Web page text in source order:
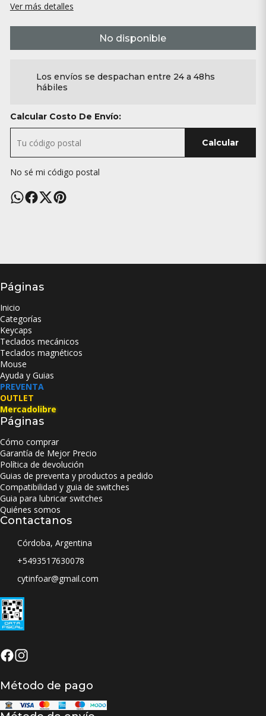
Ver más detalles
No disponible
Los envíos se despachan entre 24 a 48hs
hábiles
Calcular Costo De Envío:
Calcular
No sé mi código postal
Páginas
Inicio
Categorías
Keycaps
Teclados mecánicos
Teclados magnéticos
Mouse
Ayuda y Guias
PREVENTA
OUTLET
Mercadolibre
Páginas
Cómo comprar
Garantía de Mejor Precio
Política de devolución
Guias de preventa y productos a pedido
Compatibilidad y guia de switches
Guia para lubricar switches
Quiénes somos
Contactanos
Córdoba, Argentina
+5493517630078
cytinfoar@gmail.com
Método de pago